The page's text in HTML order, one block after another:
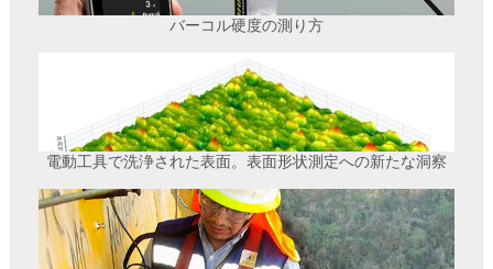
バーコル硬度の測り方
電動工具で洗浄された表面。表面形状測定への新たな洞察